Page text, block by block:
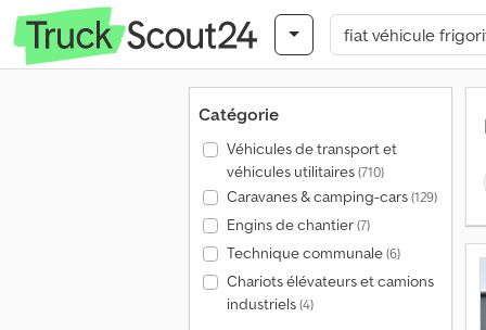
Catégorie
Véhicules de transport et
véhicules utilitaires(710)
Caravanes & camping-cars(129)
Engins de chantier(7)
Technique communale(6)
Chariots élévateurs et camions
industriels(4)